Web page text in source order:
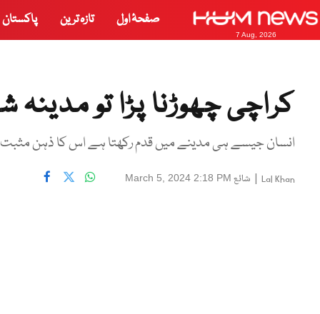
7 Aug, 2026
صفحۂ اول تازہ ترین پاکستان
کراچی چھوڑنا پڑا تو
انسان جیسے ہی مدینے میں قدم رکھتا ہے اس کا ذہن مثبت
Lal Khan
| شائع March 5, 2024 2:18 PM